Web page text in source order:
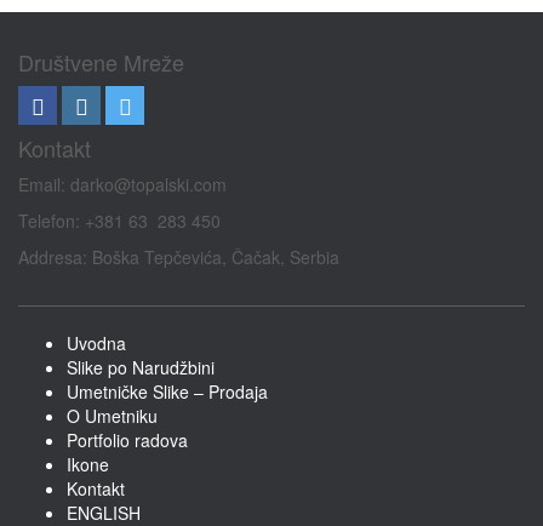
Društvene Mreže
Kontakt
Email: darko@topalski.com
Telefon: +381 63 283 450
Addresa: Boška Tepčevića, Čačak, Serbia
Uvodna
Slike po Narudžbini
Umetničke Slike – Prodaja
O Umetniku
Portfolio radova
Ikone
Kontakt
ENGLISH